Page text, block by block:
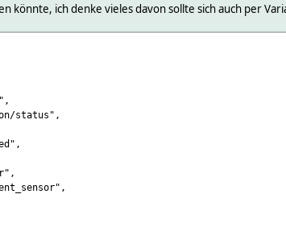
könnte, ich denke vieles davon sollte sich auch per
status",